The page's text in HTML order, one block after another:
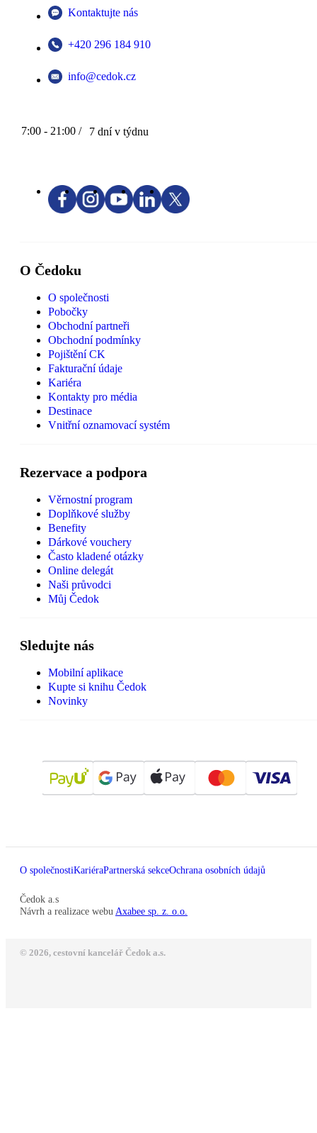
Kontaktujte nás
+420 296 184 910
info@cedok.cz
7:00 - 21:00 / 7 dní v týdnu
O Čedoku
O společnosti
Pobočky
Obchodní partneři
Obchodní podmínky
Pojištění CK
Fakturační údaje
Kariéra
Kontakty pro média
Destinace
Vnitřní oznamovací systém
Rezervace a podpora
Věrnostní program
Doplňkové služby
Benefity
Dárkové vouchery
Často kladené otázky
Online delegát
Naši průvodci
Můj Čedok
Sledujte nás
Mobilní aplikace
Kupte si knihu Čedok
Novinky
O společnostiKariéraPartnerská sekceOchrana osobních údajů
Čedok a.s
Návrh a realizace webu Axabee sp. z. o.o.
© 2026, cestovní kancelář Čedok a.s.